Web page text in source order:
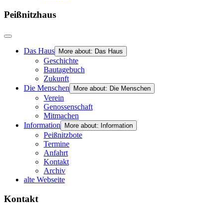
Peißnitzhaus
Das Haus More about: Das Haus
Geschichte
Bautagebuch
Zukunft
Die Menschen
More about: Die Menschen
Verein
Genossenschaft
Mitmachen
Information
More about: Information
Peißnitzbote
Termine
Anfahrt
Kontakt
Archiv
alte Webseite
Kontakt